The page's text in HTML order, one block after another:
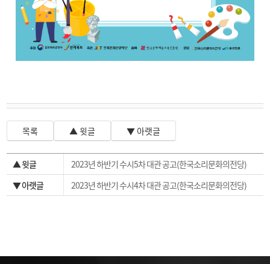
목록 ▲ 윗글 ▼ 아랫글
▲ 윗글
2023년 하반기 수시5차 대관 공고(한국소리문화의전당)
▼ 아랫글
2023년 하반기 수시4차 대관 공고(한국소리문화의전당)